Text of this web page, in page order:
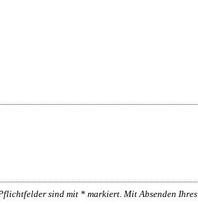
sind mit * markiert. Mit Absenden Ihres